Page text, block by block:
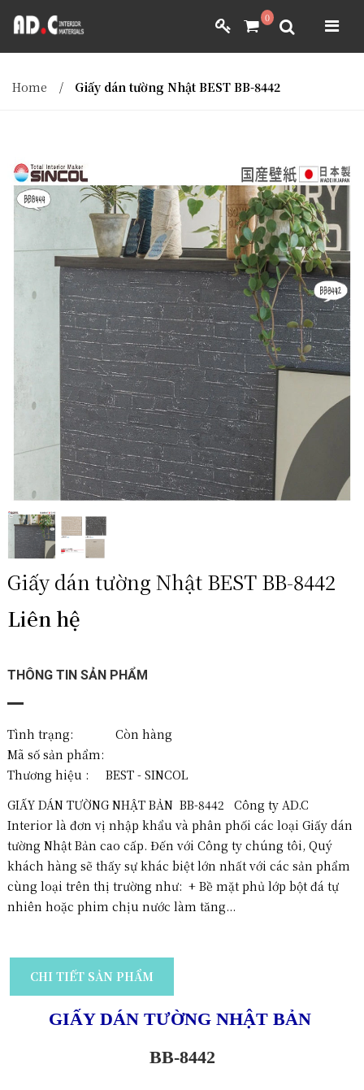
0
GIẤY DÁN TƯỜNG NHẬT BẢN
MÀNH RÈM NHẬT BẢN VẢI BỌC NỘI THẤT
DÀNH CHO ĐẠI LÝ
YÊU CẦU BÁO GIÁ
ADC INTERIOR
GIẤY DÁN TƯỜNG NHẬT BẢN
MÀNH RÈM NHẬT BẢN
VẢI BỌC NỘI THẤT
DÀNH CHO ĐẠI LÝ
YÊU CẦU BÁO GIÁ
Home / Giấy dán tường Nhật BEST BB-8442
Giấy dán tường Nhật BEST BB-8442
Liên hệ
THÔNG TIN SẢN PHẨM
Tình trạng: Còn hàng
Mã số sản phẩm:
Thương hiệu :
BEST - SINCOL
GIẤY DÁN TƯỜNG NHẬT BẢN BB-8442 Công ty AD.C
Interior là đơn vị nhập khẩu và phân phối các loại Giấy dán
tường Nhật Bản cao cấp. Đến với Công ty chúng tôi, Quý
khách hàng sẽ thấy sự khác biệt lớn nhất với các sản phẩm
cùng loại trên thị trường như: + Bề mặt phủ lớp bột đá tự
nhiên hoặc phim chịu nước làm tăng...
CHI TIẾT SẢN PHẨM
GIẤY DÁN TƯỜNG NHẬT BẢN
BB-8442